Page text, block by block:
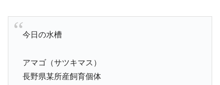
今日の水槽
アマゴ（サツキマス）
長野県某所産飼育個体